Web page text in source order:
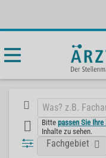
Bittepassen Sie
Inhalte zu sehen.
Fachgebiet